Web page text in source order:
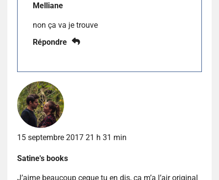
Melliane
non ça va je trouve
Répondre
15 septembre 2017 21 h 31 min
Satine's books
J’aime beaucoup ceque tu en dis, ça m’a l’air original